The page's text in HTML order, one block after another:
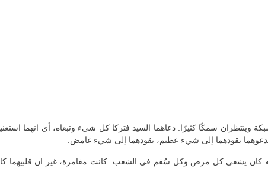
وينتظران سمكًا كثيرًا. دعاهما السيد فتركا كل شيء وتبعاه، أي انهما
يقودهما إلى شيء عظيم، يقودهما إلى شيء غامض.
كان يشفي كل مرض وكل سُقم في الشعب. كانت مغامرة، غير ان قلبيهما